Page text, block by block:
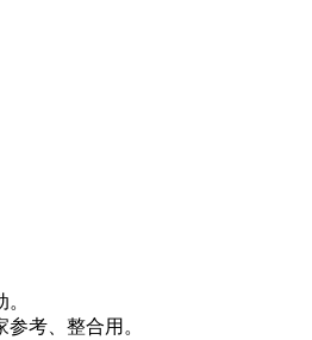
考、整合用。